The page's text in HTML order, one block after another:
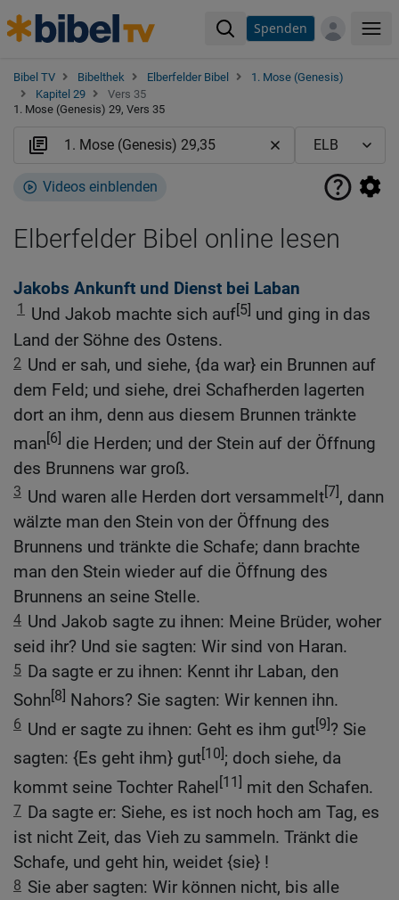
Spenden
Bibel TV Bibelthek Elberfelder Bibel
1. Mose (Genesis)
Kapitel 29
Vers 35
1. Mose (Genesis) 29, Vers 35
Videos einblenden
Elberfelder Bibel online lesen
Jakobs Ankunft und Dienst bei Laban
1 Und Jakob machte sich auf[5] und ging in das
Land der Söhne des Ostens.
2 Und er sah, und siehe, {da war} ein Brunnen auf
dem Feld; und siehe, drei Schafherden lagerten
dort an ihm, denn aus diesem Brunnen tränkte
man[6] die Herden; und der Stein auf der Öffnung
des Brunnens war groß.
3 Und waren alle Herden dort versammelt[7], dann
wälzte man den Stein von der Öffnung des
Brunnens und tränkte die Schafe; dann brachte
man den Stein wieder auf die Öffnung des
Brunnens an seine Stelle.
4 Und Jakob sagte zu ihnen: Meine Brüder, woher
seid ihr? Und sie sagten: Wir sind von Haran.
5 Da sagte er zu ihnen: Kennt ihr Laban, den
Sohn[8] Nahors? Sie sagten: Wir kennen ihn.
6 Und er sagte zu ihnen: Geht es ihm gut[9]? Sie
sagten: {Es geht ihm} gut[10]; doch siehe, da
kommt seine Tochter Rahel [11] mit den Schafen.
7 Da sagte er: Siehe, es ist noch hoch am Tag, es
ist nicht Zeit, das Vieh zu sammeln. Tränkt die
Schafe, und geht hin, weidet {sie} !
8 Sie aber sagten: Wir können nicht, bis alle